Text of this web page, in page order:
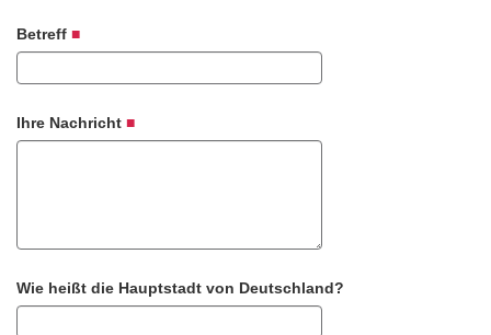
Betreff
Ihre Nachricht
Wie heißt die Hauptstadt von Deutschland?